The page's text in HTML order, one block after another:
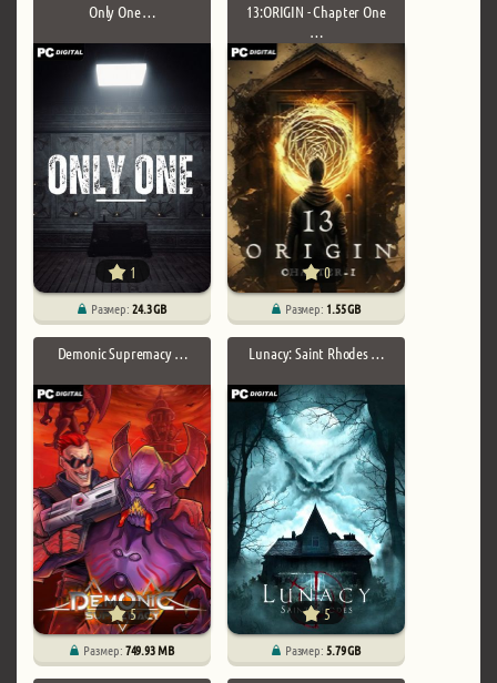
Only One …
1
Размер:24.3 GB
13:ORIGIN - Chapter One
…
0
Размер: 1.55 GB
Demonic Supremacy …
5
Размер:749.93 MB
Lunacy: Saint Rhodes …
5
Размер:5.79 GB